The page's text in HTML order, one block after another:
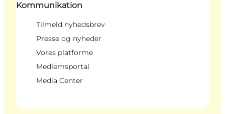
Kommunikation
Tilmeld nyhedsbrev
Presse og nyheder
Vores platforme
Medlemsportal
Media Center